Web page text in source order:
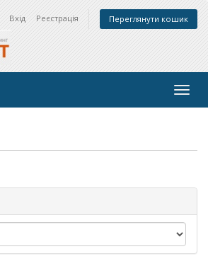
Вхід Реєстрація Переглянути кошик